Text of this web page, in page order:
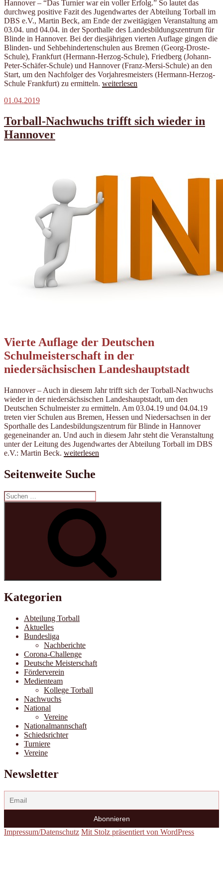
Hannover – “Das Turnier war ein voller Erfolg.” So lautet das
durchweg positive Fazit des Jugendwartes der Abteilung Torball im
DBS e.V., Martin Beck, am Ende der zweitägigen Veranstaltung am
03.04. und 04.04. in der Sporthalle des Landesbildungszentrum für
Blinde in Hannover. Bei der diesjährigen vierten Auflage gingen die
Blinden- und Sehbehindertenschulen aus Bremen (Georg-Droste-
Schule), Frankfurt (Hermann-Herzog-Schule), Friedberg (Johann-
Peter-Schäfer-Schule) und Hannover (Franz-Mersi-Schule) an den
Start, um den Nachfolger des Vorjahresmeisters (Hermann-Herzog-
Schule Frankfurt) zu ermitteln. „4.
Hannover:
Franz-
weiterlesen
Veröffentlicht
01.04.2019
Torball-Nachwuchs trifft sich wieder in
Hannover
Vierte Auflage der Deutschen
Schulmeisterschaft in der
niedersächsischen Landeshauptstadt
Hannover – Auch in diesem Jahr trifft sich der Torball-Nachwuchs
wieder in der niedersächsischen Landeshauptstadt, um den
Deutschen Schulmeister zu ermitteln. Am 03.04.19 und 04.04.19
treten vier Schulen aus Bremen, Hessen und Niedersachsen in der
Sporthalle des Landesbildungszentrum für Blinde in Hannover
gegeneinander an. Und auch in diesem Jahr steht die Veranstaltung
unter der Leitung des Jugendwartes der Abteilung Torball im DBS
e.V.: Martin Beck. „Torball-
trifft
sich
weiterlesen
Seitenweite Suche
Suche
nach:
Kategorien
Abteilung Torball
Aktuelles
Bundesliga
Nachberichte
Corona-Challenge
Deutsche Meisterschaft
Förderverein
Medienteam
Kollege Torball
Nachwuchs
National
Vereine
Nationalmannschaft
Schiedsrichter
Turniere
Vereine
Newsletter
Impressum/Datenschutz Mit Stolz präsentiert von WordPress